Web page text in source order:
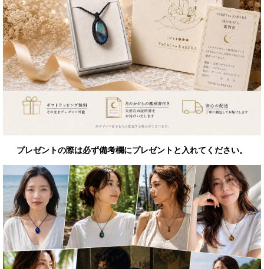
プレゼントの際は必ず備考欄にプレゼントと入れてください。